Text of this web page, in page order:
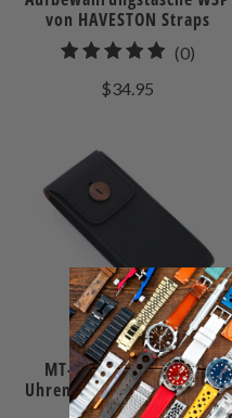
von HAVESTON Straps
(0)0
$34.95
MT-3 Deutsche Leder-
Uhrenetui im Carbonfaser-
Design für